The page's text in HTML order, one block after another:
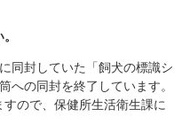
同封していた「飼犬の標識シ
への同封を終了しています。
ので、保健所生活衛生課に